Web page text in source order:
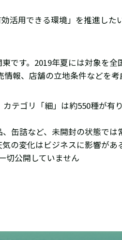
活用できる環境」を推進した
です。2019年夏には対象を
報、店舗の立地条件などを
ゴリ「細」は約550種が有り
缶詰など、未開封の状態では
変化はビジネスに影響があ
公開していません